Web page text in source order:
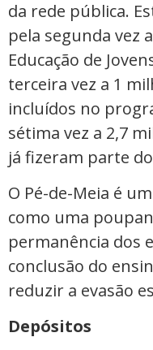
da rede pública.
pela segunda vez
Educação de
terceira vez a 1
incluídos no
sétima vez a 2,7
já fizeram parte
O Pé-de-Meia é
como uma
permanência dos
conclusão do
reduzir a evasão
Depósitos